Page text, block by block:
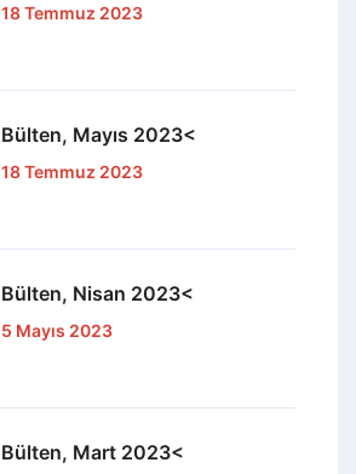
18 Temmuz 2023
Bülten, Mayıs 2023<
18 Temmuz 2023
Bülten, Nisan 2023<
5 Mayıs 2023
Bülten, Mart 2023<